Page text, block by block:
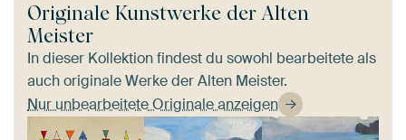
Originale Kunstwerke der Alten
Meister
In dieser Kollektion findest du sowohl bearbeitete als
auch originale Werke der Alten Meister.
Nur unbearbeitete Originale anzeigen